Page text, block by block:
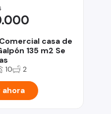
casa de
135 m2 Se
10 2